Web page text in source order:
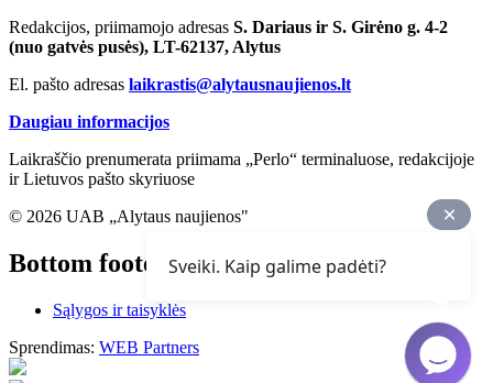
Redakcijos, priimamojo adresas S. Dariaus ir S. Girėno g. 4-2
(nuo gatvės pusės), LT-62137, Alytus
El. pašto adresas laikrastis@alytausnaujienos.lt
Daugiau informacijos
Laikraščio prenumerata priimama „Perlo“ terminaluose, redakcijoje
ir Lietuvos pašto skyriuose
© 2026 UAB „Alytaus naujienos"
Bottom footer
Sąlygos ir taisyklės
Sprendimas: WEB Partners
Sveiki. Kaip galime padėti?